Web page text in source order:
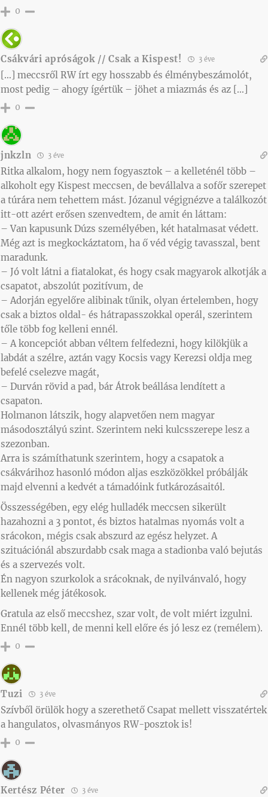
0
Csákvári apróságok // Csak a Kispest! 3 éve
[…] meccsről RW írt egy hosszabb és élménybeszámolót,
most pedig – ahogy ígértük – jöhet a miazmás és az […]
0
jnkzln 3 éve
Ritka alkalom, hogy nem fogyasztok – a kelleténél több –
alkoholt egy Kispest meccsen, de bevállalva a sofőr szerepet
a túrára nem tehettem mást. Józanul végignézve a találkozót
itt-ott azért erősen szenvedtem, de amit én láttam:
– Van kapusunk Dúzs személyében, két hatalmasat védett.
Még azt is megkockáztatom, ha ő véd végig tavasszal, bent
maradunk.
– Jó volt látni a fiatalokat, és hogy csak magyarok alkotják a
csapatot, abszolút pozitívum, de
– Adorján egyelőre alibinak tűnik, olyan értelemben, hogy
csak a biztos oldal- és hátrapasszokkal operál, szerintem
tőle több fog kelleni ennél.
– A koncepciót abban véltem felfedezni, hogy kilökjük a
labdát a szélre, aztán vagy Kocsis vagy Kerezsi oldja meg
befelé cselezve magát,
– Durván rövid a pad, bár Átrok beállása lendített a
csapaton.
Holmanon látszik, hogy alapvetően nem magyar
másodosztályú szint. Szerintem neki kulcsszerepe lesz a
szezonban.
Arra is számíthatunk szerintem, hogy a csapatok a
csákvárihoz hasonló módon aljas eszközökkel próbálják
majd elvenni a kedvét a támadóink futkározásaitól.
Összességében, egy elég hulladék meccsen sikerült
hazahozni a 3 pontot, és biztos hatalmas nyomás volt a
srácokon, mégis csak abszurd az egész helyzet. A
szituációnál abszurdabb csak maga a stadionba való bejutás
és a szervezés volt.
Én nagyon szurkolok a srácoknak, de nyilvánvaló, hogy
kellenek még játékosok.
Gratula az első meccshez, szar volt, de volt miért izgulni.
Ennél több kell, de menni kell előre és jó lesz ez (remélem).
0
Tuzi 3 éve
Szívből örülök hogy a szerethető Csapat mellett visszatértek
a hangulatos, olvasmányos RW-posztok is!
0
Kertész Péter 3 éve